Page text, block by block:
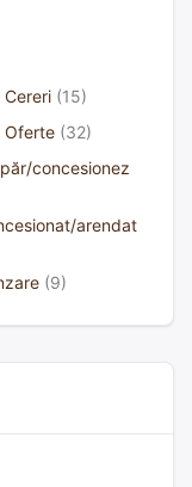
(15)
Oferte (32)
concesionez
arendat
(9)